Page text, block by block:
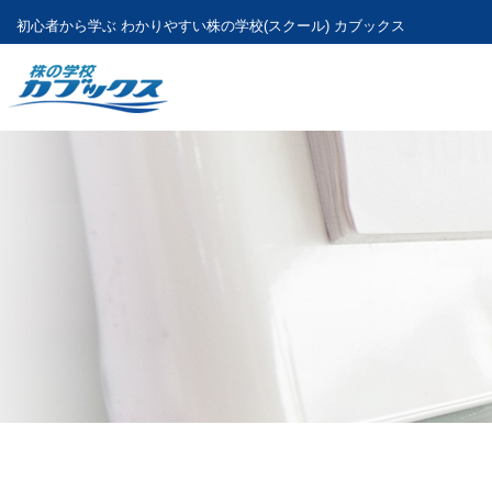
初心者から学ぶ わかりやすい株の学校(スクール) カブックス